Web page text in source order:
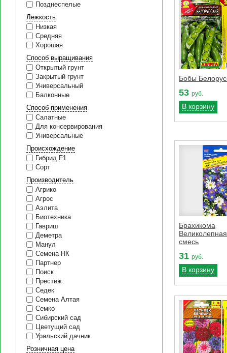
Позднеспелые
Лежкость
Низкая
Средняя
Хорошая
Способ выращивания
Открытый грунт
Закрытый грунт
Универсальный
Балконные
Способ применения
Салатные
Для консервирования
Универсальные
Происхождение
Гибрид F1
Сорт
Производитель
Агрико
Агрос
Аэлита
Биотехника
Гавриш
Деметра
Манул
Семена НК
Партнер
Поиск
Престиж
Седек
Семена Алтая
Семко
Сибирский сад
Цветущий сад
Уральский дачник
Розничная цена
Бобы
53 руб.
В корзину
Брахикома
смесь
31 руб.
В корзину